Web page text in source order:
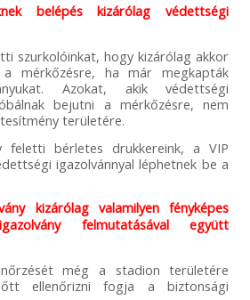
belépés kizárólag védettségi
szurkolóinkat, hogy kizárólag akkor
a mérkőzésre, ha már megkapták
Azokat, akik védettségi
bejutni a mérkőzésre, nem
területére.
feletti bérletes drukkereink, a VIP
igazolvánnyal léphetnek be a
kizárólag valamilyen fényképes
felmutatásával együtt
még a stadion területére
ellenőrizni fogja a biztonsági